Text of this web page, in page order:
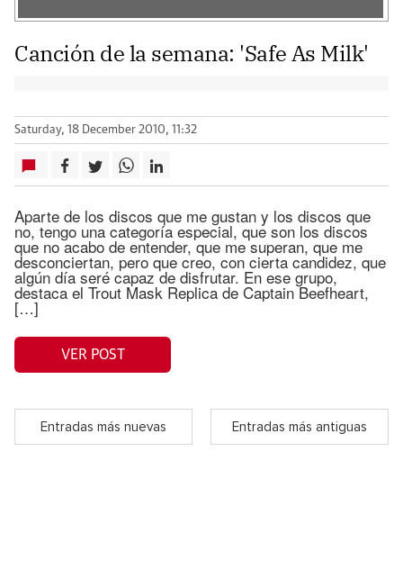
Canción de la semana: 'Safe As Milk'
Saturday, 18 December 2010, 11:32
Aparte de los discos que me gustan y los discos que
no, tengo una categoría especial, que son los discos
que no acabo de entender, que me superan, que me
desconciertan, pero que creo, con cierta candidez, que
algún día seré capaz de disfrutar. En ese grupo,
destaca el Trout Mask Replica de Captain Beefheart,
[…]
VER POST
Entradas más nuevas Entradas más antiguas